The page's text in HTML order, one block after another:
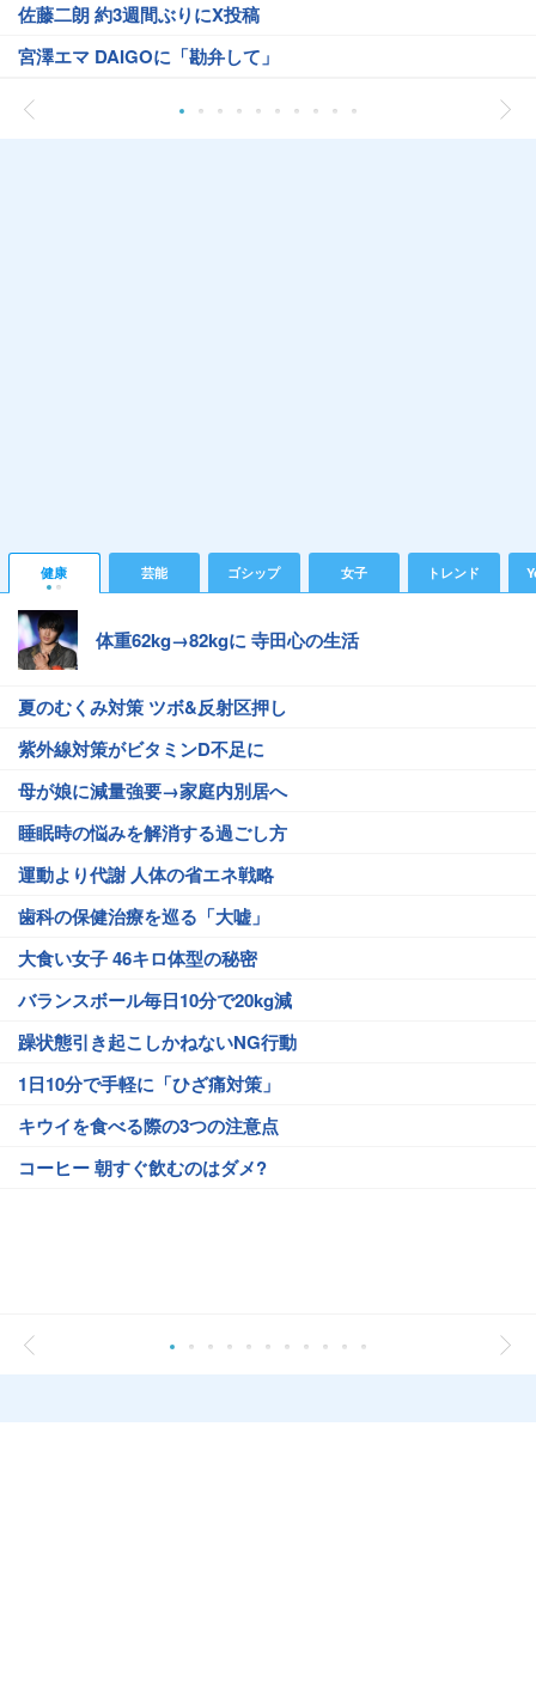
佐藤二朗 約3週間ぶりにX投稿
宮澤エマ DAIGOに「勘弁して」
健康 芸能 ゴシップ 女子 トレンド
体重62kg→82kgに 寺田心の生活
夏のむくみ対策 ツボ&反射区押し
紫外線対策がビタミンD不足に
母が娘に減量強要→家庭内別居へ
睡眠時の悩みを解消する過ごし方
運動より代謝 人体の省エネ戦略
歯科の保健治療を巡る「大嘘」
大食い女子 46キロ体型の秘密
バランスボール毎日10分で20kg減
躁状態引き起こしかねないNG行動
1日10分で手軽に「ひざ痛対策」
キウイを食べる際の3つの注意点
コーヒー 朝すぐ飲むのはダメ?